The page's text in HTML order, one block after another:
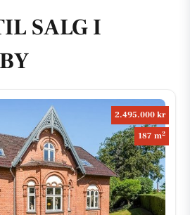
SALG I
2.495.000 kr
187 m2